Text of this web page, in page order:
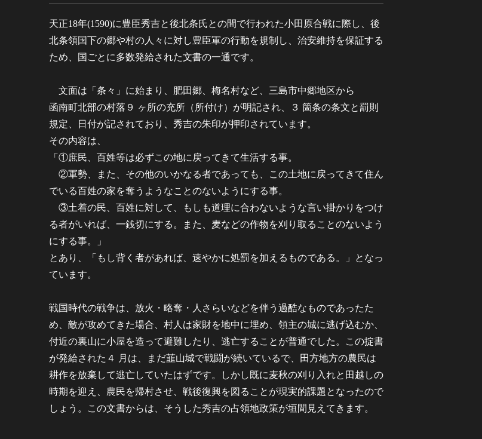
天正18年(1590)に豊臣秀吉と後北条氏との間で行われた小田原合戦に際し、後
北条領国下の郷や村の人々に対し豊臣軍の行動を規制し、治安維持を保証する
ため、国ごとに多数発給された文書の一通です。
文面は「条々」に始まり、肥田郷、梅名村など、三島市中郷地区から
函南町北部の村落９ ヶ所の充所（所付け）が明記され、３ 箇条の条文と罰則
規定、日付が記されており、秀吉の朱印が押印されています。
その内容は、
「①庶民、百姓等は必ずこの地に戻ってきて生活する事。
②軍勢、また、その他のいかなる者であっても、この土地に戻ってきて住ん
でいる百姓の家を奪うようなことのないようにする事。
③土着の民、百姓に対して、もしも道理に合わないような言い掛かりをつけ
る者がいれば、一銭切にする。また、麦などの作物を刈り取ることのないよう
にする事。」
とあり、「もし背く者があれば、速やかに処罰を加えるものである。」となっ
ています。
戦国時代の戦争は、放火・略奪・人さらいなどを伴う過酷なものであったた
め、敵が攻めてきた場合、村人は家財を地中に埋め、領主の城に逃げ込むか、
付近の裏山に小屋を造って避難したり、逃亡することが普通でした。この掟書
が発給された４ 月は、まだ韮山城で戦闘が続いているで、田方地方の農民は
耕作を放棄して逃亡していたはずです。しかし既に麦秋の刈り入れと田越しの
時期を迎え、農民を帰村させ、戦後復興を図ることが現実的課題となったので
しょう。この文書からは、そうした秀吉の占領地政策が垣間見えてきます。